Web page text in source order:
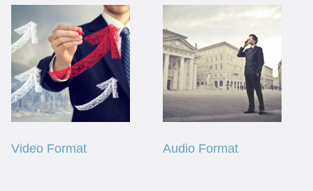
Video Format Audio Format